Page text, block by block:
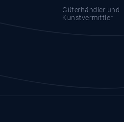
Güterhändler und
Kunstvermittler